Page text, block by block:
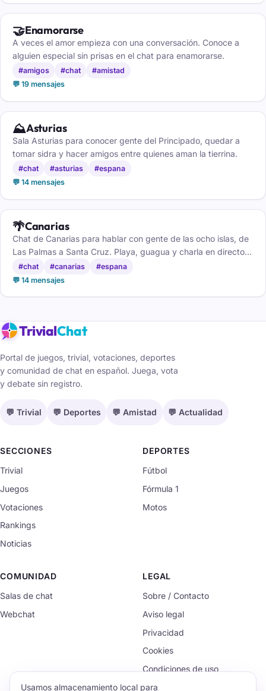
🤝Enamorarse
A veces el amor empieza con una conversación. Conoce a
alguien especial sin prisas en el chat para enamorarse.
#amigos #chat
#amistad
💬 19 mensajes
⛰️Asturias
Sala Asturias para conocer gente del Principado, quedar a
tomar sidra y hacer amigos entre quienes aman la tierrina.
#chat #asturias
#espana
💬 14 mensajes
🌴Canarias
Chat de Canarias para hablar con gente de las ocho islas, de
Las Palmas a Santa Cruz. Playa, guagua y charla en directo,
gratis y sin registro.
#chat #canarias
#espana
💬 14 mensajes
TrivialChat
Portal de juegos, trivial, votaciones, deportes
y comunidad de chat en español. Juega, vota
y debate sin registro.
💬 Trivial 💬 Deportes 💬 Amistad 💬 Actualidad
SECCIONES
Trivial
Juegos
Votaciones
Rankings
Noticias
DEPORTES
Fútbol
Fórmula 1
Motos
COMUNIDAD
Salas de chat
Webchat
LEGAL
Sobre / Contacto
Aviso legal
Privacidad
Cookies
Condiciones de uso
Usamos almacenamiento local para